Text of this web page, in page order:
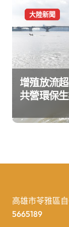
大陸新聞
增殖放流
共營環保
高雄市苓雅區
5665189